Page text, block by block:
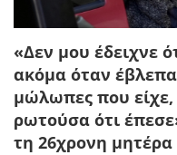
«Δεν μου έδειχνε
ακόμα όταν
μώλωπες που είχε,
ρωτούσα ότι
τη 26χρονη